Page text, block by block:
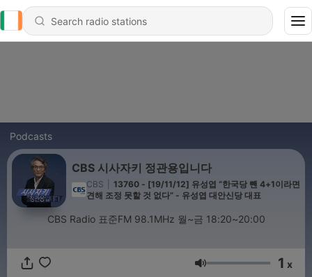
Podcasts
CBS 시사자키 정관용입니다
CBS
13760 - [19/11/12] 유성엽 “한국당 뺀 4+1이라면
견해 조정 못할 것 없다” - 유성엽 대안신당 대표
CBS Radio 표준FM 98.1MHz 월~금 18:20~20:00
Volume 1 x